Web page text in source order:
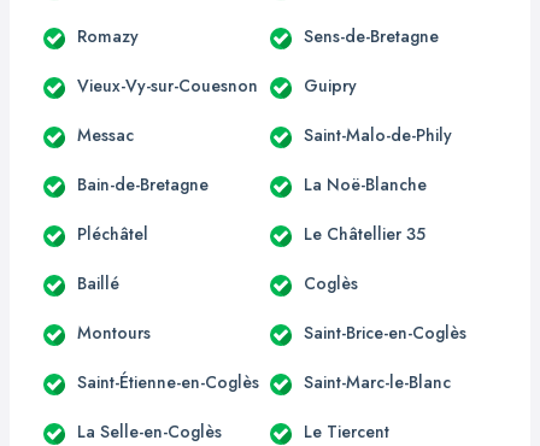
Romazy Sens-de-Bretagne
Vieux-Vy-sur-Couesnon Guipry
Messac Saint-Malo-de-Phily
Bain-de-Bretagne La Noë-Blanche
Pléchâtel Le Châtellier 35
Baillé Coglès
Montours Saint-Brice-en-Coglès
Saint-Étienne-en-Coglès Saint-Marc-le-Blanc
La Selle-en-Coglès Le Tiercent